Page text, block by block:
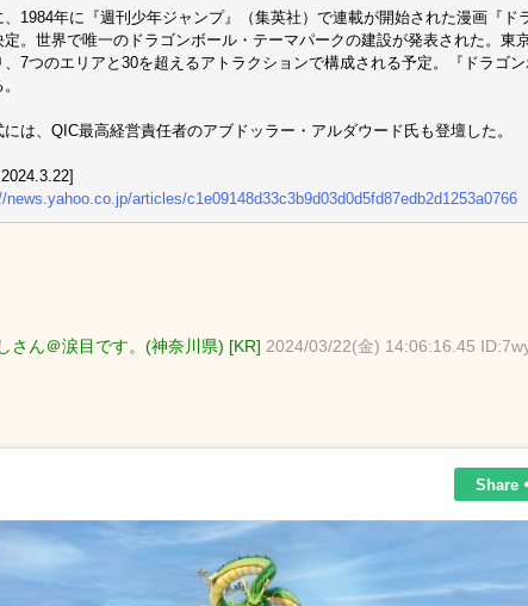
、1984年に『週刊少年ジャンプ』（集英社）で連載が開始された漫画『ド
定。世界で唯一のドラゴンボール・テーマパークの建設が発表された。東
、7つのエリアと30を超えるアトラクションで構成される予定。『ドラゴ
には、QIC最高経営責任者のアブドッラー・アルダウード氏も登壇した。
news.yahoo.co.jp/articles/c1e09148d33c3b9d03d0d5fd87edb2d1253a0766
さん＠涙目です。(神奈川県) [KR] 2024/03/22(金) 14:06:16.45